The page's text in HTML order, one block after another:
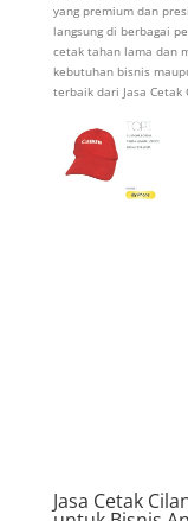
yang premium dan
langsung di berbagai
cetak tahan lama dan
kebutuhan bisnis
terbaik dari Jasa Cetak
Jasa Cetak